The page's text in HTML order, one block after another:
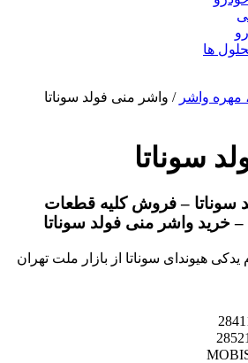
ها
مهره واشر / واشر منی فولد سوناتا
سوناتا
سوناتا – فروش کلیه قطعات
– خرید واشر منی فولد سوناتا
یدکی هیوندای سوناتا از بازار ملت تهران